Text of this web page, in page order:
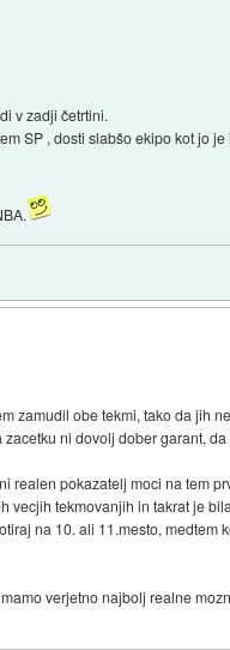
v zadji četrtini.
SP , dosti slabšo ekipo kot jo
zamudil obe tekmi, tako da jih
ni dovolj dober garant,
realen pokazatelj moci na tem
vecjih tekmovanjih in takrat je
na 10. ali 11.mesto,
verjetno najbolj realne